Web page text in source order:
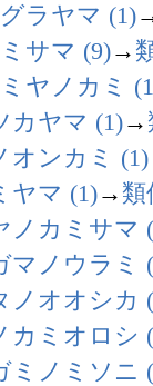
ラヤマ (1)
サマ (9)→
ヤノカミ
カヤマ (1)→
オンカミ (1)
ヤマ (1)→ 類
ノカミサマ
マノウラミ
ノオオシカ
カミオロシ
ミノミソニ